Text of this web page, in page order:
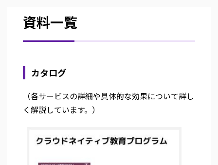
資料一覧
カタログ
（各サービスの詳細や具体的な効果について詳し
く解説しています。）